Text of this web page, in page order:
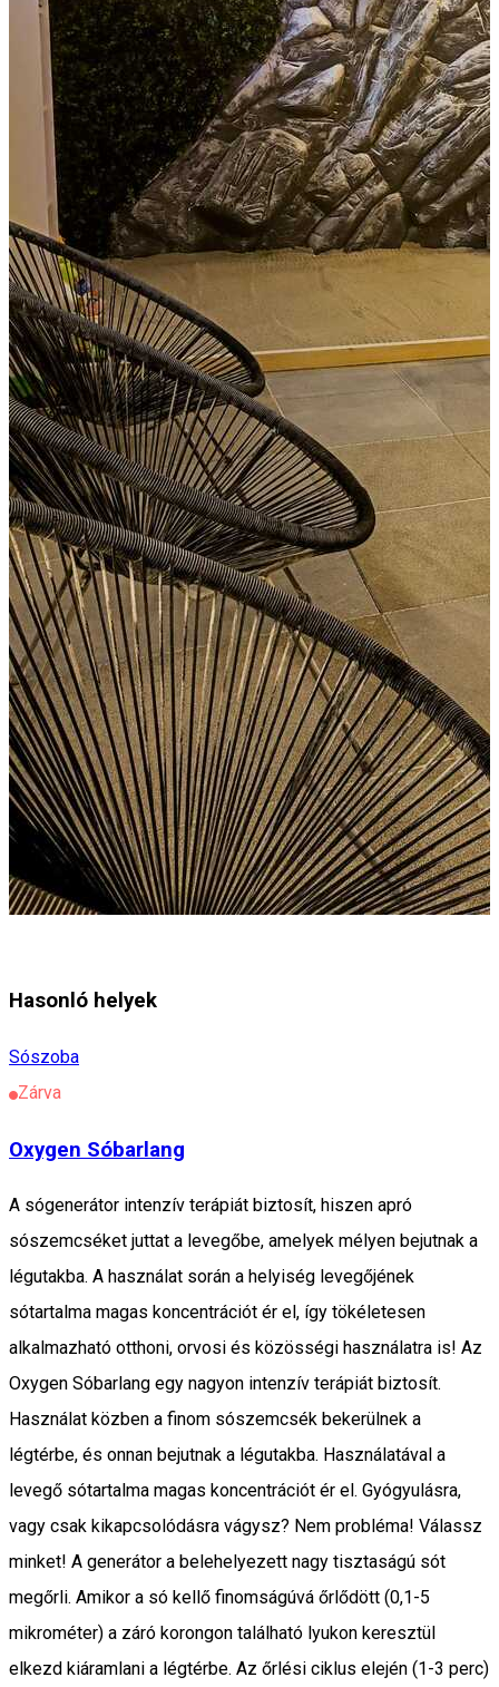
Hasonló helyek
Sószoba
Zárva
Oxygen Sóbarlang
A sógenerátor intenzív terápiát biztosít, hiszen apró
sószemcséket juttat a levegőbe, amelyek mélyen bejutnak a
légutakba. A használat során a helyiség levegőjének
sótartalma magas koncentrációt ér el, így tökéletesen
alkalmazható otthoni, orvosi és közösségi használatra is! Az
Oxygen Sóbarlang egy nagyon intenzív terápiát biztosít.
Használat közben a finom sószemcsék bekerülnek a
légtérbe, és onnan bejutnak a légutakba. Használatával a
levegő sótartalma magas koncentrációt ér el. Gyógyulásra,
vagy csak kikapcsolódásra vágysz? Nem probléma! Válassz
minket! A generátor a belehelyezett nagy tisztaságú sót
megőrli. Amikor a só kellő finomságúvá őrlődött (0,1-5
mikrométer) a záró korongon található lyukon keresztül
elkezd kiáramlani a légtérbe. Az őrlési ciklus elején (1-3 perc)